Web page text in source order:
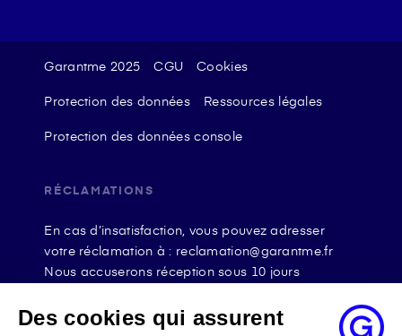
Garantme 2025 CGU Cookies
Protection des données Ressources légales
Protection des données console
RÉCLAMATIONS
En cas d’insatisfaction, vous pouvez adresser
votre réclamation à : reclamation@garantme.fr
Nous accuserons réception sous 10 jours
état de cause, nous répondrons à la réclamation
Des cookies qui assurent